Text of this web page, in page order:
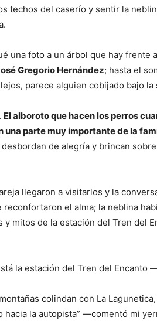
techos del caserío y sentir la
una foto a un árbol que hay frente
Gregorio Hernández; hasta el
parece alguien cobijado bajo la
El alboroto que hacen los perros
una parte muy importante de la
de alegría y brincan
llegaron a visitarlos y la
el alma; la neblina
mitos de la estación del Tren del
la estación del Tren del Encanto
colindan con La
hacia la autopista” —comentó mi